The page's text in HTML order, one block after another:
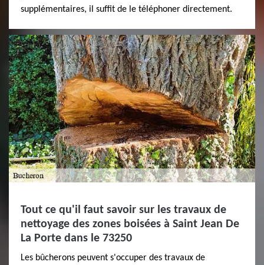
supplémentaires, il suffit de le téléphoner directement.
Tout ce qu'il faut savoir sur les travaux de
nettoyage des zones boisées à Saint Jean De
La Porte dans le 73250
Les bûcherons peuvent s'occuper des travaux de